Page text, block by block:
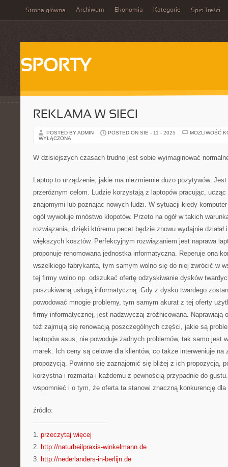
Strona główna Archiwum Ekonomia Kategorie Spis Treści
SPORTY
REKLAMA W SIECI
POSTED BY ADMIN POSTED ON SIE - 11 - 2025
MOŻLIWOŚĆ
WYŁĄCZONA
W dzisiejszych czasach trudno jest sobie wyimaginować
Laptop to urządzenie, jakie ma niezmiernie dużo pozytywów.
przeróżnym celom. Ludzie korzystają z laptopów pracując,
znajomymi lub poznając nowych ludzi. W sytuacji kiedy
ogół wywołuje mnóstwo kłopotów. Przeto na ogół w takich
rozwiązania, dzięki któremu pecet będzie znowu wydajnie
większych kosztów. Perfekcyjnym rozwiązaniem jest naprawa
proponuje renomowana jednostka informatyczna. Reperuje ona
wszelkiego fabrykanta, tym samym wolno się do niej zwrócić w
tej firmy wolno np. odszukać ofertę odzyskiwanie dysków
poszukiwaną usługą informatyczną. Gdy z dysku twardego
powodować mnogie problemy, tym samym akurat z tej oferty
firmy informatycznej, jest nadzwyczaj zróżnicowana. Naprawiają
też zajmują się renowacją poszczególnych części, jakie są
laptopów asus, nie powoduje żadnych problemów, tak samo jest
marek. Ich ceny są celowe dla klientów, co także interweniuje na
propozycją. Powinno się zaznajomić się bliżej z ich propozycją,
korzystna i rozmaita i każdemu z pewnością przypadnie do
wspomnieć i o tym, że oferta ta stanowi znaczną konkurencję
źródło:
———————————
1. przeczytaj więcej
2. http://naturheilpraxis-winkelmann.de
3. http://nederlanders-in-berlijn.de